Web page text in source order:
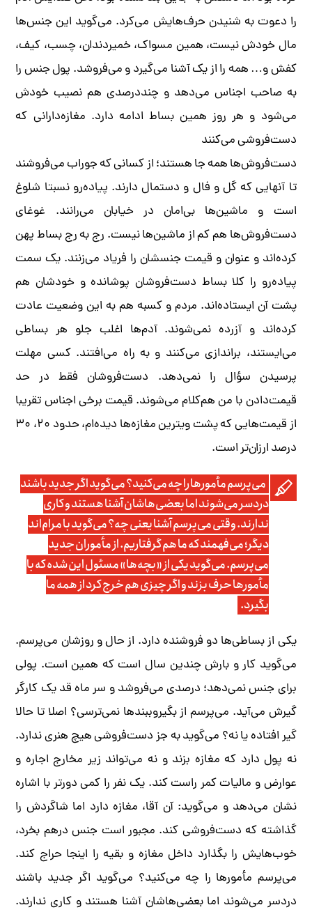
را دعوت به شنیدن حرف‌هایش می‌کرد. می‌گوید این جنس‌ها
مال خودش نیست، همین مسواک، خمیردندان، چسب، کیف،
کفش و… همه را از یک آشنا می‌گیرد و می‌فروشد. پول جنس را
به صاحب اجناس می‌دهد و چنددرصدی هم نصیب خودش
می‌شود و هر روز همین بساط ادامه دارد. مغازه‌دارانی که
دست‌فروشی می‌کنند
دست‌فروش‌ها همه جا هستند؛ از کسانی که جوراب می‌فروشند
تا آنهایی که گل و فال و دستمال دارند. پیاده‌رو نسبتا شلوغ
است و ماشین‌ها بی‌امان در خیابان می‌رانند. غوغای
دست‌فروش‌ها هم کم از ماشین‌ها نیست. رج به رج بساط پهن
کرده‌اند و عنوان و قیمت جنسشان را فریاد می‌زنند. یک سمت
پیاده‌رو را کلا بساط دست‌فروشان پوشانده‌ و خودشان هم
پشت آن ایستاده‌اند. مردم و کسبه هم به این وضعیت عادت
کرده‌اند و آزرده نمی‌شوند. آدم‌ها اغلب جلو هر بساطی
می‌ایستند، براندازی می‌کنند و به راه می‌افتند. کسی مهلت
پرسیدن سؤال را نمی‌دهد. دست‌فروشان فقط در حد
قیمت‌دادن با من هم‌کلام می‌شوند. قیمت برخی اجناس تقریبا
از قیمت‌هایی که پشت ویترین مغازه‌ها دیده‌ام، حدود ۲۰، ۳۰
درصد ارزان‌تر است.
می‌پرسم مأمورها را چه می‌کنید؟ می‌گوید اگر جدید باشند
دردسر می‌شوند اما بعضی‌هاشان آشنا هستند و کاری
ندارند. وقتی می‌پرسم آشنا یعنی چه؟ می‌گوید با مرام‌اند
دیگر؛ می‌فهمند که ما هم گرفتاریم. از مأموران جدید
می‌پرسم. می‌گوید یکی از «بچه‌ها» مسئول این شده که با
مأمورها حرف بزند و اگر چیزی هم خرج کرد از همه ما
بگیرد.
یکی از بساطی‌ها دو فروشنده دارد. از حال و روزشان می‌پرسم.
می‌گوید کار و بارش چندین سال است که همین است. پولی
برای جنس نمی‌دهد؛ درصدی می‌فروشد و سر ماه قد یک کارگر
گیرش می‌آید. می‌پرسم از بگیروببندها نمی‌ترسی؟ اصلا تا حالا
‌گیر افتاده یا نه؟ می‌گوید به جز دست‌فروشی هیچ هنری ندارد.
نه پول دارد که مغازه بزند و نه می‌تواند زیر مخارج اجاره و
عوارض و مالیات کمر راست کند. یک نفر را کمی دورتر با اشاره
نشان می‌دهد و می‌گوید: آن آقا، مغازه دارد اما شاگردش را
گذاشته که دست‌فروشی ‌کند. مجبور است جنس‌ درهم بخرد،
خوب‌هایش را بگذارد داخل مغازه و بقیه را اینجا حراج کند.
می‌پرسم مأمورها را چه می‌کنید؟ می‌گوید اگر جدید باشند
دردسر می‌شوند اما بعضی‌هاشان آشنا هستند و کاری ندارند.